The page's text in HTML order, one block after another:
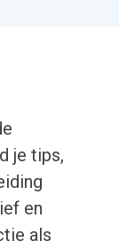
je tips,
en
als